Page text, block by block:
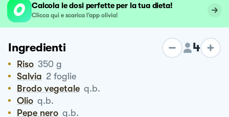
Calcola le dosi perfette per la tua dieta!
Clicca qui e scarica l’app olivia!
Ingredienti 4
Riso 350 g
Salvia 2 foglie
Brodo vegetale q.b.
Olio q.b.
Pepe nero q.b.